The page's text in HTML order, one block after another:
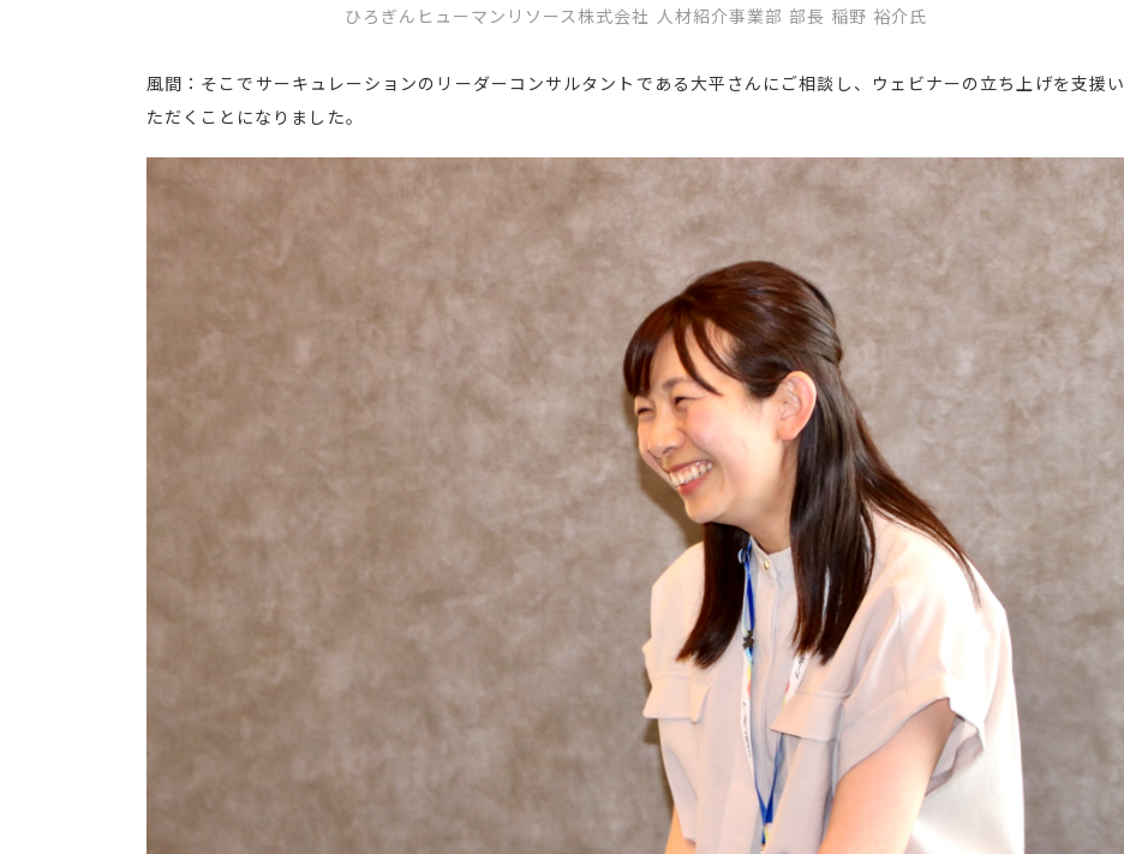
ひろぎんヒューマンリソース株式会社 人材紹介事業部 部長 稲野 裕介氏
風間：そこでサーキュレーションのリーダーコンサルタントである大平さんにご相談し、ウェビナーの立ち上げを支援い
ただくことになりました。